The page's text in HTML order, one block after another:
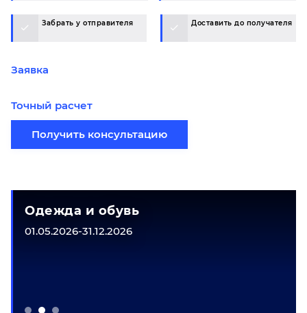
Забрать у отправителя Доставить до получателя
Заявка
Точный расчет
Получить консультацию
Одежда и обувь
01.05.2026-31.12.2026